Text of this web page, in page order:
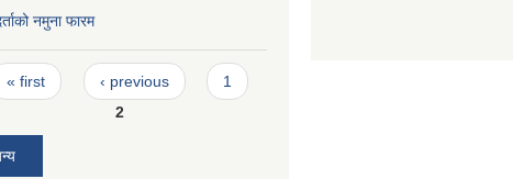
नमुना फारम
« first ‹ previous
1
2